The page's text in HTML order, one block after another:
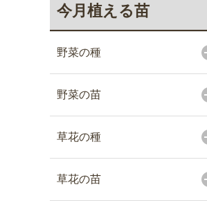
今月植える苗
野菜の種
野菜の苗
草花の種
草花の苗